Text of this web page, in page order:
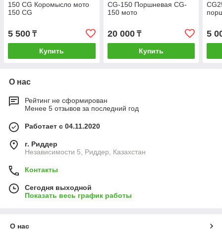
150 CG Коромысло мото
150 CG
5 500 ₸
Купить
CG-150 Поршневая CG-
150 мото
20 000₸
Купить
5
О нас
Рейтинг не сформирован
Менее 5 отзывов за последний год
Работает с 04.11.2020
г. Риддер
Независимости 5, Риддер, Казахстан
Контакты
Сегодня выходной
Показать весь график работы
О нас